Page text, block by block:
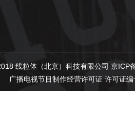
线粒体（北京）科技有限公司 京ICP
广播电视节目制作经营许可证许可证编